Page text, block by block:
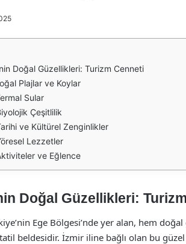
Doğal Güzellikleri: Turizm Cenneti
Plajlar ve Koylar
Sular
Çeşitlilik
ve Kültürel Zenginlikler
Lezzetler
ve Eğlence
Doğal Güzellikleri:
Ege Bölgesi’nde yer alan, hem
beldesidir. İzmir iline bağlı olan bu